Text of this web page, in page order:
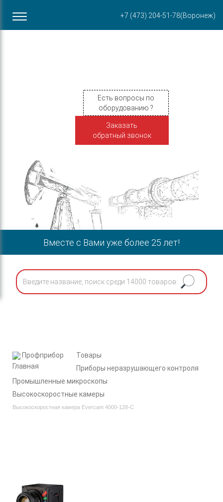
+7 (473) 204-51-78(Воронеж)
ул. Пирогова, 87Б
Есть вопросы по
оборудованию ?
Заказать
обратный звонок
Вместе с Вами уже более 25 лет!
Профприбор
Товары
Приборы неразрушающего контроля
Промышленные микроскопы
Высокоскоростные камеры
Высокоскоростная камера Evercam 4000-128-С